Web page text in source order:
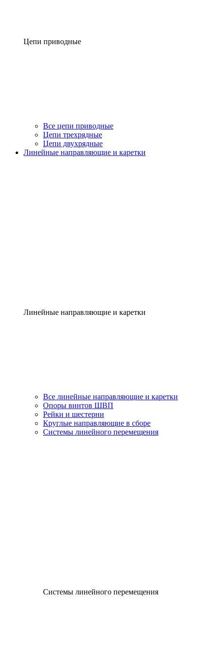
Цепи приводные
Все цепи приводные
Цепи трехрядные
Цепи двухрядные
Линейные направляющие и каретки
Линейные направляющие и каретки
Все линейные направляющие и каретки
Опоры винтов ШВП
Рейки и шестерни
Круглые направляющие в сборе
Системы линейного перемещения
Системы линейного перемещения